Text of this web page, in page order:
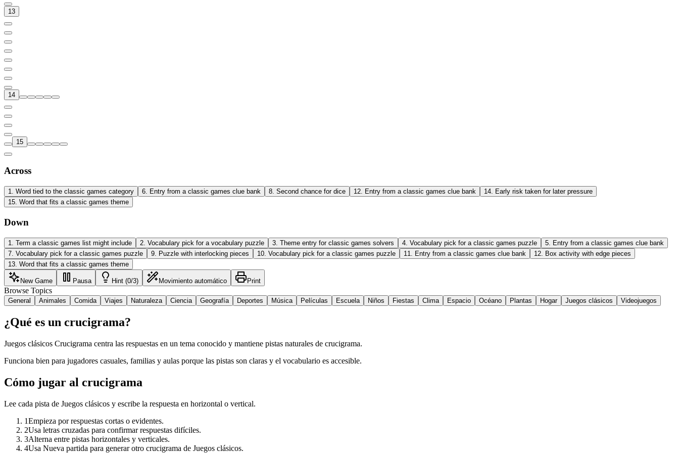
13
14
15
Across
1. Word tied to the classic games category 6. Entry from a classic games clue bank 8. Second chance for dice 12. Entry from a classic games clue bank 14. Early risk taken for later pressure
15. Word that fits a classic games theme
Down
1 Term a classic games list might include 2 Vocabulary pick for a vocabulary puzzle 3 Theme entry for classic games solvers 4 Vocabulary pick for a classic games puzzle 5 Entry from a classic games clue bank
7 Vocabulary pick for a classic games puzzle 9 Puzzle with interlocking pieces 10 Vocabulary pick for a classic games puzzle 11 Entry from a classic games clue bank 12 Box activity with edge pieces
13 Word that fits a classic games theme
New Game Pausa Hint (0/3) Movimiento automático Print
Browse Topics
General Animales Comida Viajes Naturaleza Ciencia Geografía Deportes Música Películas Escuela Niños Fiestas Clima Espacio Océano Plantas Hogar Juegos clásicos Videojuegos
¿Qué es un crucigrama?
Juegos clásicos Crucigrama centra las respuestas en un tema conocido y mantiene pistas naturales de crucigrama.
Funciona bien para jugadores casuales, familias y aulas porque las pistas son claras y el vocabulario es accesible.
Cómo jugar al crucigrama
Lee cada pista de Juegos clásicos y escribe la respuesta en horizontal o vertical.
1Empieza por respuestas cortas o evidentes.
2Usa letras cruzadas para confirmar respuestas difíciles.
3Alterna entre pistas horizontales y verticales.
4Usa Nueva partida para generar otro crucigrama de Juegos clásicos.